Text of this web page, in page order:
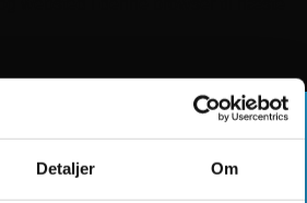
Detaljer Om